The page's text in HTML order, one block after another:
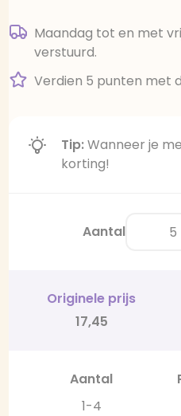
Maandag tot en met
verstuurd.
Verdien 5 punten met
Tip:Wanneer je
korting!
Aantal
Originele prijs
17,45
Aantal
1-4